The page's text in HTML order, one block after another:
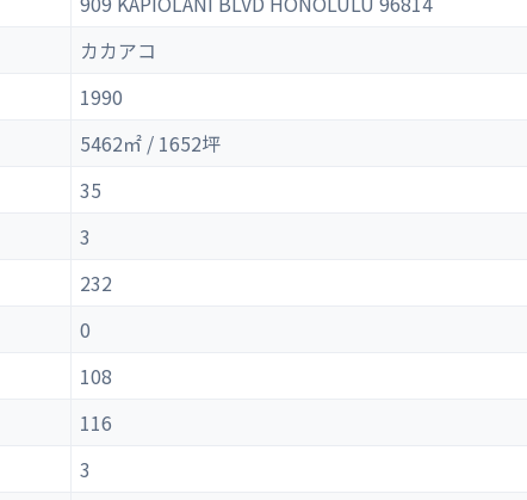
カカアコ
1990
5462㎡ / 1652坪
35
3
232
0
108
116
3